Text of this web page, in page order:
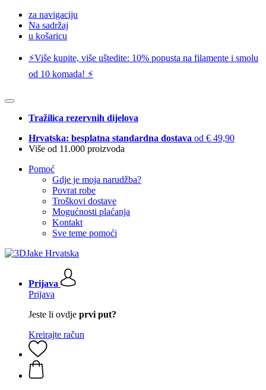
za navigaciju
Na sadržaj
u košaricu
⚡️Više kupite, više uštedite: 10% popusta na filamente i smolu
od 10 komada! ⚡️
Tražilica rezervnih dijelova
Hrvatska: besplatna standardna dostava od € 49,90
Više od 11.000 proizvoda
Pomoć
Gdje je moja narudžba?
Povrat robe
Troškovi dostave
Mogućnosti plaćanja
Kontakt
Sve teme pomoći
Prijava
Prijava
Jeste li ovdje prvi put?
Kreirajte račun